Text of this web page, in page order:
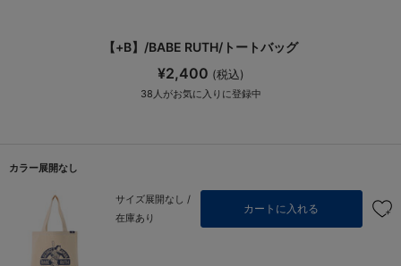
【+B】/BABE RUTH/トートバッグ
¥2,400 (税込)
38 人がお気に入りに登録中
カラー展開なし
サイズ展開なし /
在庫あり
カートに入れる